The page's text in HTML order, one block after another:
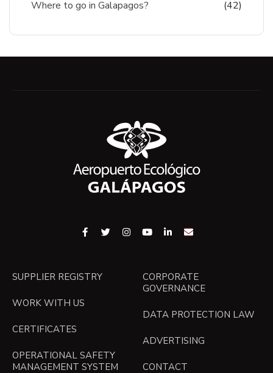
Where to go in Galapagos? (42)
SUPPLIER REGISTRY
WORK WITH US
CERTIFICATES
OPERATIONAL SAFETY
MANAGEMENT SYSTEM
CORPORATE
GOVERNANCE
DATA PROTECTION LAW
ADVERTISING
CONTACT